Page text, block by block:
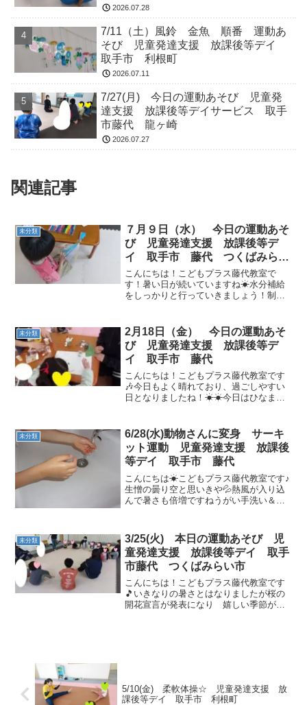
2026.07.28
7/11（土）風鈴 金魚 順番 運動あ
そび 児童発達支援 放課後等デイ
取手市 利根町
2026.07.11
7/27(月) 今日の運動あそび 児童発
達支援 放課後等デイサービス 取手
市藤代 龍ヶ崎
2026.07.27
関連記事
未分類
７月９日（水） 今日の運動あそ
び 児童発達支援 放課後等デ
イ 取手市 藤代 つくばみらい
市 利根町
こんにちは！こどもプラス藤代教室で
す！暑い日が続いていますね☀水分補給
をしっかりと行っていきましょう！制作
てきれいですね☆彡お顔もペンでかわい
くかきましたね😊午前の運...
未分類
2月18日（金） 今日の運動あそ
び 児童発達支援 放課後等デ
イ 取手市 藤代
こんにちは！こどもプラス藤代教室です
🎶今日もよく晴れており、過ごしやすい
日となりましたね！☀☀今日はひなまつ
り紙をちぎってら、トイレットペーパー
の芯にのりで貼り付け...
未分類
6/28(水)動物さんに変身 サーキ
ット運動 児童発達支援 放課後
等デイ 取手市 藤代
こんにちは☀こどもプラス藤代教室です♪
生憎の曇り空と思いきや💦熱風が入り込
んで暑さも倍増ですねうがい手洗い＆手
さんの中から…1人ずつ選んでもらいまし
た🐊・🐶・🕷・🐻・🐰...
未分類
3/25(火) 本日の運動あそび 児
童発達支援 放課後等デイ 取手
市藤代 つくばみらい市
こんにちは！こどもプラス藤代教室です
🎵いきなりの暑さとはなりましたが桜の
開花宣言が発表になり 嬉しい季節がや
5/10(金) 柔軟体操☆ 児童発達支援 放
課後等デイ 取手市 利根町